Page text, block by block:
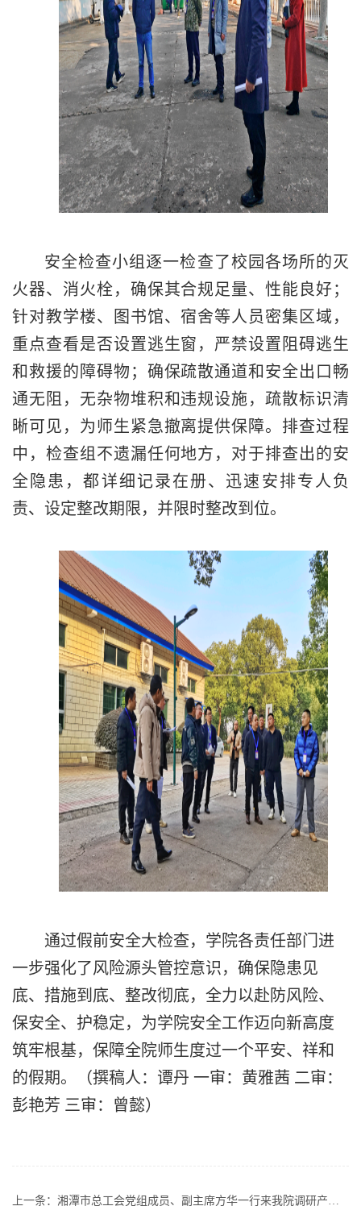
安全检查小组逐一检查了校园各场所的灭
火器、消火栓，确保其合规足量、性能良好；
针对教学楼、图书馆、宿舍等人员密集区域，
重点查看是否设置逃生窗，严禁设置阻碍逃生
和救援的障碍物；确保疏散通道和安全出口畅
通无阻，无杂物堆积和违规设施，疏散标识清
晰可见，为师生紧急撤离提供保障。排查过程
中，检查组不遗漏任何地方，对于排查出的安
全隐患，都详细记录在册、迅速安排专人负
责、设定整改期限，并限时整改到位。
通过假前安全大检查，学院各责任部门进
一步强化了风险源头管控意识，确保隐患见
底、措施到底、整改彻底，全力以赴防风险、
保安全、护稳定，为学院安全工作迈向新高度
筑牢根基，保障全院师生度过一个平安、祥和
的假期。（撰稿人：谭丹 一审：黄雅茜 二审：
彭艳芳 三审：曾懿）
上一条： 湘潭市总工会党组成员、副主席方华一行来我院调研产教融合工作